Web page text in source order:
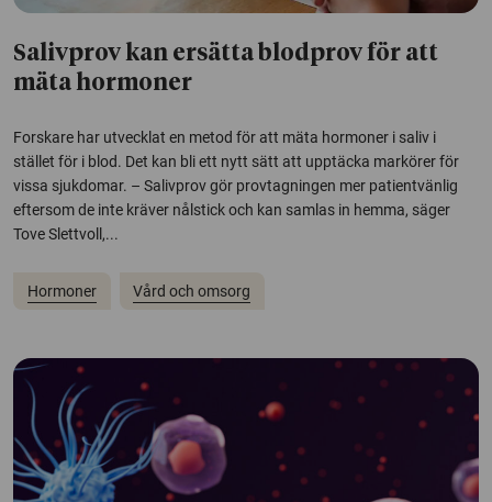
Salivprov kan ersätta blodprov för att
mäta hormoner
Forskare har utvecklat en metod för att mäta hormoner i saliv i
stället för i blod. Det kan bli ett nytt sätt att upptäcka markörer för
vissa sjukdomar. – Salivprov gör provtagningen mer patientvänlig
eftersom de inte kräver nålstick och kan samlas in hemma, säger
Tove Slettvoll,...
Hormoner Vård och omsorg